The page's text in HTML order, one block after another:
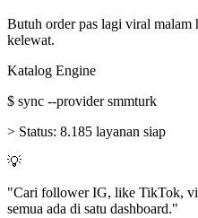
Butuh order pas lagi viral malam
kelewat.
Katalog Engine
$ sync --provider smmturk
> Status: 8.185 layanan siap
💡
"Cari follower IG, like TikTok,
semua ada di satu dashboard."